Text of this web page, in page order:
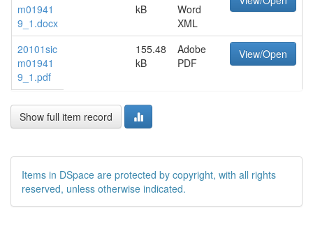
m01941
9_1.docx
kB
Word
XML
20101sic
m01941
9_1.pdf
155.48
kB
Adobe
PDF
View/Open
Show full item record
Items in DSpace are protected by copyright, with all rights
reserved, unless otherwise indicated.